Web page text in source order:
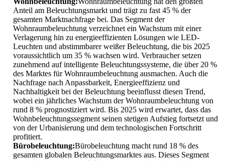
Anteil am Beleuchtungsmarkt und trägt zu fast 45 % der
gesamten Marktnachfrage bei. Das Segment der
Wohnraumbeleuchtung verzeichnet ein Wachstum mit einer
Verlagerung hin zu energieeffizienten Lösungen wie LED-
Leuchten und abstimmbarer weißer Beleuchtung, die bis 2025
voraussichtlich um 35 % wachsen wird. Verbraucher setzen
zunehmend auf intelligente Beleuchtungssysteme, die über 20 %
des Marktes für Wohnraumbeleuchtung ausmachen. Auch die
Nachfrage nach Anpassbarkeit, Energieeffizienz und
Nachhaltigkeit bei der Beleuchtung beeinflusst diesen Trend,
wobei ein jährliches Wachstum der Wohnraumbeleuchtung von
rund 8 % prognostiziert wird. Bis 2025 wird erwartet, dass das
Wohnbeleuchtungssegment seinen stetigen Aufstieg fortsetzt und
von der Urbanisierung und dem technologischen Fortschritt
profitiert.
Bürobeleuchtung:Bürobeleuchtung macht rund 18 % des
gesamten globalen Beleuchtungsmarktes aus. Dieses Segment